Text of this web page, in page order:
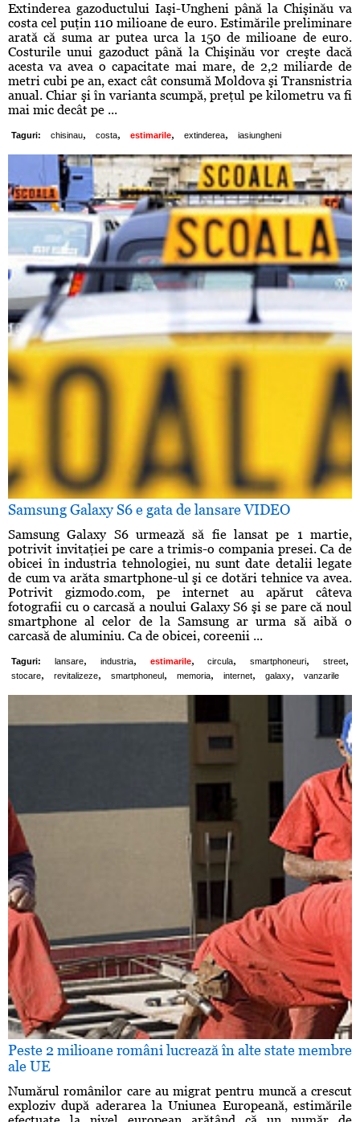
Extinderea gazoductului Iaşi-Ungheni până la Chişinău va
costa cel puţin 110 milioane de euro. Estimările preliminare
arată că suma ar putea urca la 150 de milioane de euro.
Costurile unui gazoduct până la Chişinău vor creşte dacă
acesta va avea o capacitate mai mare, de 2,2 miliarde de
metri cubi pe an, exact cât consumă Moldova şi Transnistria
anual. Chiar şi în varianta scumpă, preţul pe kilometru va fi
mai mic decât pe ...
Taguri: chisinau, costa, estimarile, extinderea, iasiungheni
Samsung Galaxy S6 e gata de lansare VIDEO
Samsung Galaxy S6 urmează să fie lansat pe 1 martie,
potrivit invitaţiei pe care a trimis-o compania presei. Ca de
obicei în industria tehnologiei, nu sunt date detalii legate
de cum va arăta smartphone-ul şi ce dotări tehnice va avea.
Potrivit gizmodo.com, pe internet au apărut câteva
fotografii cu o carcasă a noului Galaxy S6 şi se pare că noul
smartphone al celor de la Samsung ar urma să aibă o
carcasă de aluminiu. Ca de obicei, coreenii ...
Taguri: lansare, industria, estimarile, circula, smartphoneuri, street,
stocare, revitalizeze, smartphoneul , memoria, internet, galaxy, vanzarile
Peste 2 milioane români lucrează în alte state membre
ale UE
Numărul românilor care au migrat pentru muncă a crescut
exploziv după aderarea la Uniunea Europeană, estimările